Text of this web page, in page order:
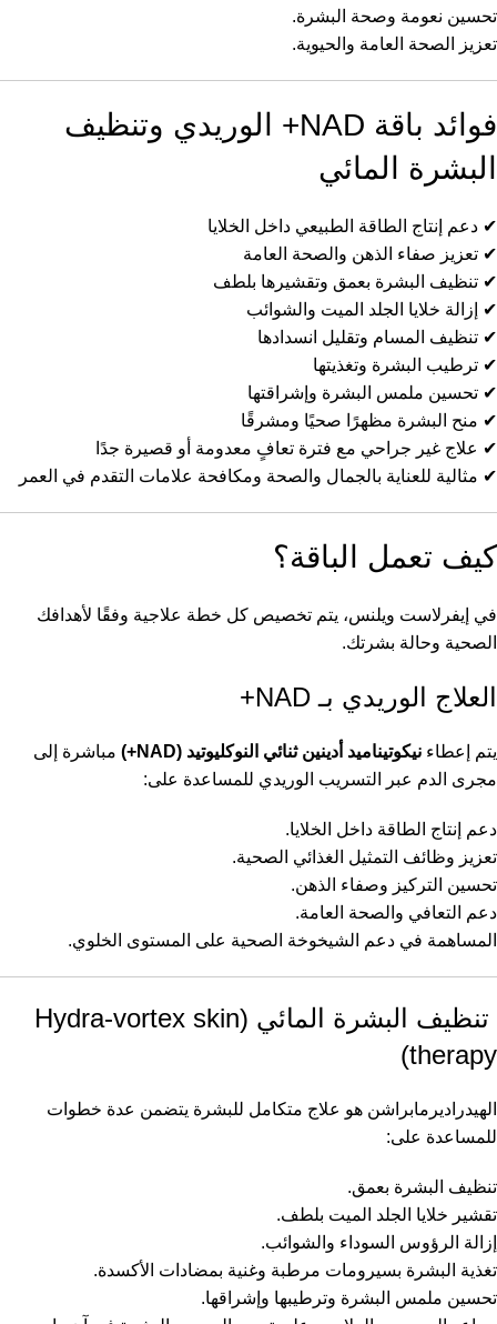
تحسين نعومة وصحة البشرة.
تعزيز الصحة العامة والحيوية.
فوائد باقة NAD+ الوريدي وتنظيف
البشرة المائي
✔ دعم إنتاج الطاقة الطبيعي داخل الخلايا
✔ تعزيز صفاء الذهن والصحة العامة
✔ تنظيف البشرة بعمق وتقشيرها بلطف
✔ إزالة خلايا الجلد الميت والشوائب
✔ تنظيف المسام وتقليل انسدادها
✔ ترطيب البشرة وتغذيتها
✔ تحسين ملمس البشرة وإشراقتها
✔ منح البشرة مظهرًا صحيًا ومشرقًا
✔ علاج غير جراحي مع فترة تعافٍ معدومة أو قصيرة جدًا
✔ مثالية للعناية بالجمال والصحة ومكافحة علامات التقدم في العمر
كيف تعمل الباقة؟
في إيفرلاست ويلنس، يتم تخصيص كل خطة علاجية وفقًا لأهدافك
الصحية وحالة بشرتك.
العلاج الوريدي بـ NAD+
يتم إعطاء نيكوتيناميد أدينين ثنائي النوكليوتيد (NAD+)
مباشرة إلى
مجرى الدم عبر التسريب الوريدي للمساعدة على:
دعم إنتاج الطاقة داخل الخلايا.
تعزيز وظائف التمثيل الغذائي الصحية.
تحسين التركيز وصفاء الذهن.
دعم التعافي والصحة العامة.
المساهمة في دعم الشيخوخة الصحية على المستوى الخلوي.
تنظيف البشرة المائي (Hydra-vortex skin
therapy)
الهيدراديرمابراشن هو علاج متكامل للبشرة يتضمن عدة خطوات
للمساعدة على:
تنظيف البشرة بعمق.
تقشير خلايا الجلد الميت بلطف.
إزالة الرؤوس السوداء والشوائب.
تغذية البشرة بسيرومات مرطبة وغنية بمضادات الأكسدة.
تحسين ملمس البشرة وترطيبها وإشراقها.